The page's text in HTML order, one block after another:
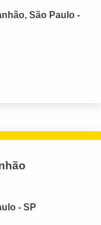
São Paulo -
- SP